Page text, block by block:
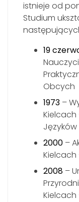
istnieje od
Studium
19
Obcych
1973 –
Kielcach
2000 –
Kielcach
2008 –
Kielcach